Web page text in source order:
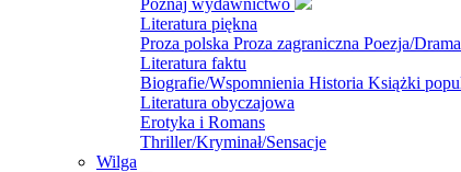
Poznaj wydawnictwo
Literatura piękna
Proza polska Proza zagraniczna Poezja/
Literatura faktu
Biografie/Wspomnienia Historia Książki
Literatura obyczajowa
Erotyka i Romans
Thriller/Kryminał/Sensacje
Wilga